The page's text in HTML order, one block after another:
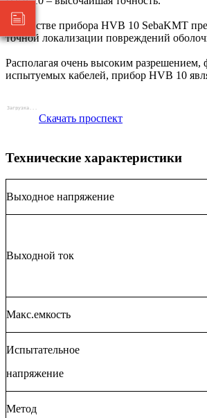
В качестве прибора HVB 10 SebaKMT
точной локализации повреждений
Располагая очень высоким
испытуемых кабелей, прибор HVB 10
Скачать проспект
Технические характеристики
Выходное напряжение
Выходной ток
Макс.емкость
Испытательное
напряжение
Метод